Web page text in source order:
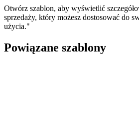
Otwórz szablon, aby wyświetlić
sprzedaży, który możesz dostosować do
użycia."
Powiązane szablony